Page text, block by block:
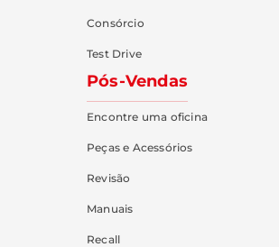
Consórcio
Test Drive
Pós-Vendas
Encontre uma oficina
Peças e Acessórios
Revisão
Manuais
Recall